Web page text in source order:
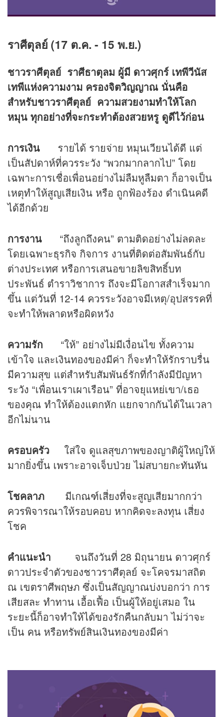
ราศีตุลย์ (17 ต.ค. - 15 พ.ย.)
ชาวราศีตุลย์ ราศีธาตุลม ผู้มี ดาวศุกร์ เทพีวีนัส
เทพีแห่งความงาม ครองจิตวิญญาณ นั่นคือ
สำหรับชาวราศีตุลย์ ความสวยงามทำให้โลก
หมุน ทุกอย่างที่จะกระทำต้องสวยหรู ดูดีไว้ก่อน
การเงิน รายได้ รายจ่าย หมุนเวียนได้ดี แต่
เป็นสัปดาห์ที่ควรระวัง “พวกมากลากไป” โดย
เฉพาะการเชื่อเพื่อนอย่างไม่ลืมหูลืมตา ก็อาจเป็น
เหตุทำให้สูญเสียเงิน หรือ ถูกฟ้องร้อง ดำเนินคดี
ได้อีกด้วย
การงาน “ถึงลูกถึงคน” ตามติดอย่างไม่ลดละ
โดยเฉพาะธุรกิจ กิจการ งานที่ติดต่อสัมพันธ์กับ
ต่างประเทศ หรือการเสนอขายลิขสิทธิ์บท
ประพันธ์ ตำราวิชาการ ถึงจะมีโอกาสสำเร็จมาก
ขึ้น แต่วันที่ 12-14 ควรระวังอาจมีเหตุ/อุปสรรคที่
จะทำให้พลาดหรือผิดหวัง
ความรัก “ให้” อย่างไม่มีเงื่อนไข ทั้งความ
เข้าใจ และเงินทองของมีค่า ก็จะทำให้รักราบรื่น
มีความสุข แต่สำหรับสัมพันธ์รักที่กำลังมีปัญหา
ระวัง “เพื่อนเราเผาเรือน” ที่อาจยุแหย่เขา/เธอ
ของคุณ ทำให้ต้องแตกหัก แยกจากกันได้ในเวลา
อีกไม่นาน
ครอบครัว ใส่ใจ ดูแลสุขภาพของญาติผู้ใหญ่ให้
มากยิ่งขึ้น เพราะอาจเจ็บป่วย ไม่สบายกะทันหัน
โชคลาภ มีเกณฑ์เสี่ยงที่จะสูญเสียมากกว่า
ควรพิจารณาให้รอบคอบ หากคิดจะลงทุน เสี่ยง
โชค
คำแนะนำ จนถึงวันที่ 28 มิถุนายน ดาวศุกร์
ดาวประจำตัวของชาวราศีตุลย์ จะโคจรมาสถิต
ณ เขตราศีพฤษภ ซึ่งเป็นสัญญาณบ่งบอกว่า การ
เสียสละ ทำทาน เอื้อเฟื้อ เป็นผู้ให้อยู่เสมอ ใน
ระยะนี้ก็อาจทำให้ได้ของรักคืนกลับมา ไม่ว่าจะ
เป็น คน หรือทรัพย์สินเงินทองของมีค่า